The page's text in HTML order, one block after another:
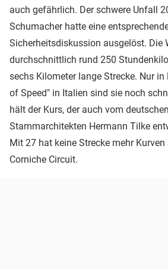
auch gefährlich. Der schwere Unfall
Schumacher hatte eine
Sicherheitsdiskussion ausgelöst. Die
durchschnittlich rund 250
sechs Kilometer lange Strecke. Nur in
of Speed" in Italien sind sie noch
hält der Kurs, der auch vom
Stammarchitekten Hermann Tilke
Mit 27 hat keine Strecke mehr
Corniche Circuit.